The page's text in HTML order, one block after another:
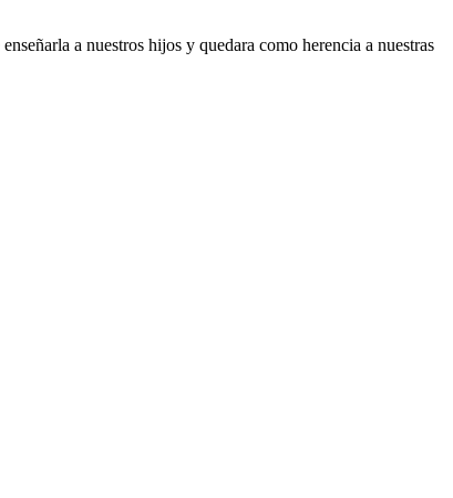
a nuestros hijos y quedara como herencia a nuestras